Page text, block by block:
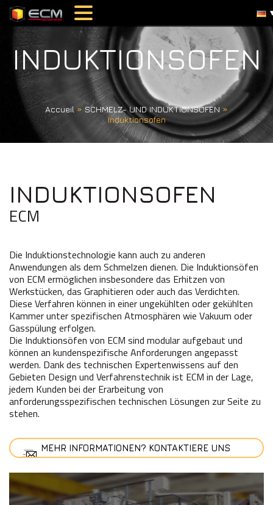
INDUKTIONSOFEN
Accueil » SCHMELZ- UND INDUKTIONSÖFEN »
Induktionsofen
INDUKTIONSOFEN
ECM
Die Induktionstechnologie kann auch zu anderen
Anwendungen als dem Schmelzen dienen. Die Induktionsöfen
von ECM ermöglichen insbesondere das Erhitzen von
Werkstücken, das Graphitieren oder auch das Verdichten.
Diese Verfahren können in einer ungekühlten oder gekühlten
Kammer unter spezifischen Atmosphären wie Vakuum oder
Gasspülung erfolgen.
Die Induktionsöfen von ECM sind modular aufgebaut und
können an kundenspezifische Anforderungen angepasst
werden. Dank des technischen Expertenwissens auf den
Gebieten Design und Verfahrenstechnik ist ECM in der Lage,
jedem Kunden bei der Erarbeitung von
anforderungsspezifischen technischen Lösungen zur Seite zu
stehen.
MEHR INFORMATIONEN? KONTAKTIERE UNS